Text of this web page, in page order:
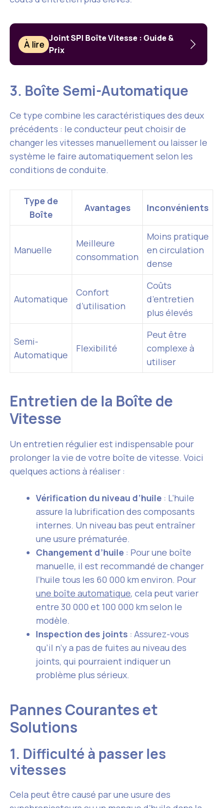
À lire
Joint SPI Boîte Vitesse : Guide &
Prix
3. Boîte Semi-Automatique
Ce type combine les caractéristiques des deux
précédents : le conducteur peut choisir de
changer les vitesses manuellement ou laisser le
système le faire automatiquement selon les
conditions de conduite.
Type de
Boîte
Avantages Inconvénients
Manuelle
Meilleure
consommation
Moins pratique
en circulation
dense
Automatique
Confort
d’utilisation
Coûts
d’entretien
plus élevés
Semi-
Automatique
Flexibilité
Peut être
complexe à
utiliser
Entretien de la Boîte de
Vitesse
Un entretien régulier est indispensable pour
prolonger la vie de votre boîte de vitesse. Voici
quelques actions à réaliser :
Vérification du niveau d’huile : L’huile
assure la lubrification des composants
internes. Un niveau bas peut entraîner
une usure prématurée.
Changement d’huile : Pour une boîte
manuelle, il est recommandé de changer
l’huile tous les 60 000 km environ. Pour
une boîte automatique, cela peut varier
entre 30 000 et 100 000 km selon le
modèle.
Inspection des joints : Assurez-vous
qu’il n’y a pas de fuites au niveau des
joints, qui pourraient indiquer un
problème plus sérieux.
Pannes Courantes et
Solutions
1. Difficulté à passer les
vitesses
Cela peut être causé par une usure des